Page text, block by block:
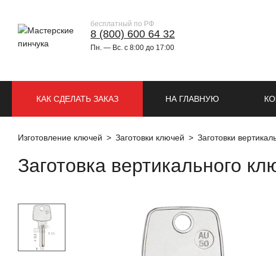
бесплатный по РФ
8 (800) 600 64 32
Пн. — Вс. с 8:00 до 17:00
НА ГЛАВНУЮ
КАК СДЕЛАТЬ ЗАКАЗ
Изготовление ключей Заготовки ключей Заготовки
Заготовка вертикального